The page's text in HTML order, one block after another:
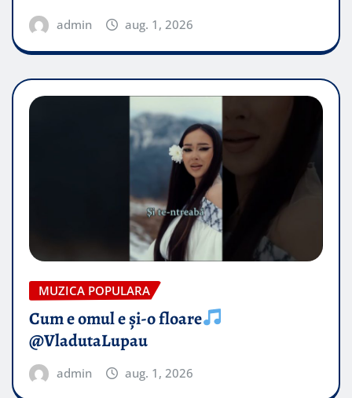
admin aug. 1, 2026
MUZICA POPULARA
Cum e omul e și-o floare
@VladutaLupau
admin aug. 1, 2026